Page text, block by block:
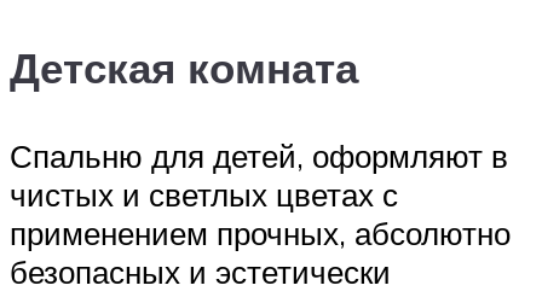
Детская комната
Спальню для детей, оформляют в
чистых и светлых цветах с
применением прочных, абсолютно
безопасных и эстетически